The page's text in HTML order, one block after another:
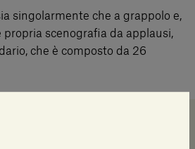
singolarmente che a grappolo e,
propria scenografia da applausi,
che è composto da 26